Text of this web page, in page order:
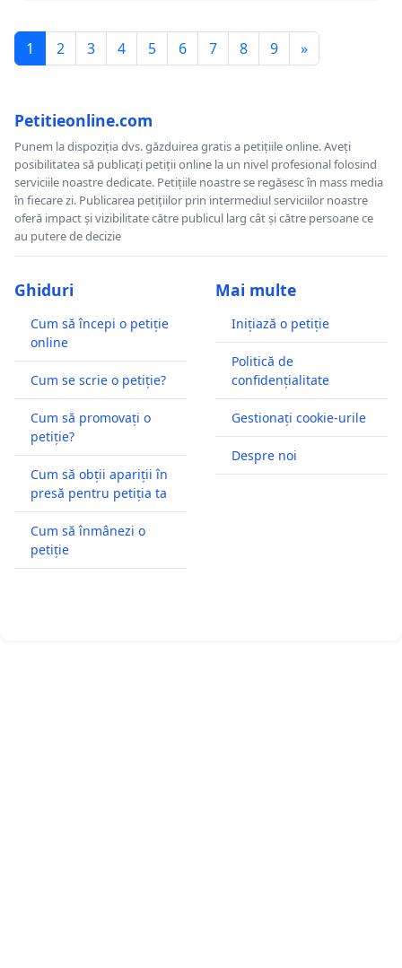
1 2 3 4 5 6 7 8 9 »
Petitieonline.com
Punem la dispoziția dvs. găzduirea gratis a petițiile online. Aveți
posibilitatea să publicați petiții online la un nivel profesional folosind
serviciile noastre dedicate. Petițiile noastre se regăsesc în mass media
în fiecare zi. Publicarea petițiilor prin intermediul serviciilor noastre
oferă impact și vizibilitate către publicul larg cât și către persoane ce
au putere de decizie
Ghiduri
Cum să începi o petiție
online
Cum se scrie o petiție?
Cum să promovați o
petiție?
Cum să obții apariții în
presă pentru petiția ta
Cum să înmânezi o
petiție
Mai multe
Inițiază o petiție
Politică de
confidențialitate
Gestionați cookie-urile
Despre noi